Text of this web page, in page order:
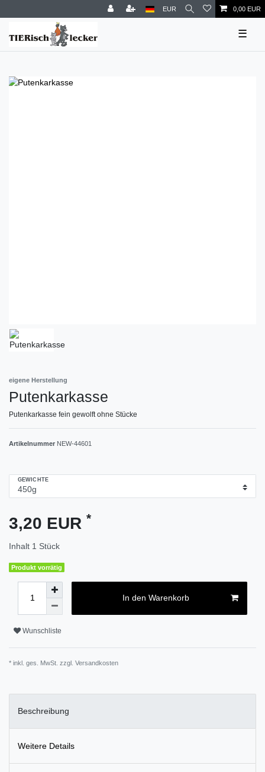
EUR 0,00 EUR
☰
eigene Herstellung
Putenkarkasse
Putenkarkasse fein gewolft ohne Stücke
Artikelnummer NEW-44601
GEWICHTE
3,20 EUR *
Inhalt 1 Stück
Produkt vorrätig
In den Warenkorb
Wunschliste
* inkl. ges. MwSt. zzgl. Versandkosten
Beschreibung
Weitere Details